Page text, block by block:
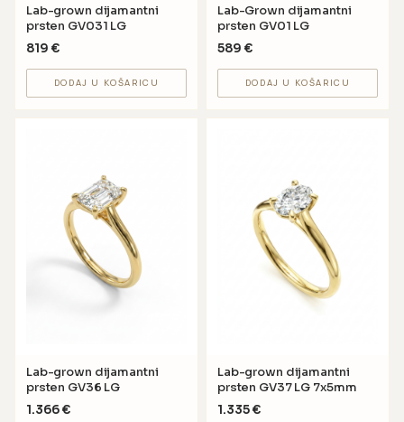
Lab-grown dijamantni
prsten GV031 LG
819 €
DODAJ U KOŠARICU
Lab-Grown dijamantni
prsten GV01 LG
589 €
DODAJ U KOŠARICU
Lab-grown dijamantni
prsten GV36 LG
1.366€
Lab-grown dijamantni
prsten GV37 LG 7x5mm
1.335€